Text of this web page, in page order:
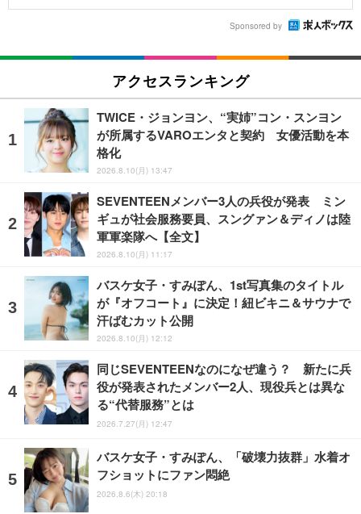
Sponsored by
アクセスランキング
TWICE・ジョンヨン、“実姉”コン・スンヨン
が所属するVAROエンタと契約 女優活動を本
格化
2026.8.10(月) 13:47
SEVENTEENメンバー3人の兵役が発表 ミン
ギュが社会服務要員、スングァン＆ディノは陸
軍軍楽隊へ【全文】
2026.8.10(月) 11:17
バスケ女子・すみぽん、1st写真集のタイトル
が『オフコート』に決定！紐ビキニ＆サウナで
汗ばむカット公開
2026.8.10(月) 12:12
同じSEVENTEENなのになぜ違う？ 新たに兵
役が発表されたメンバー2人、現役兵とは異な
る“代替服務”とは
2026.7.27(月) 12:47
バスケ女子・すみぽん、「破壊力抜群」水着オ
フショットにファン悶絶
2026.8.6(木) 20:18